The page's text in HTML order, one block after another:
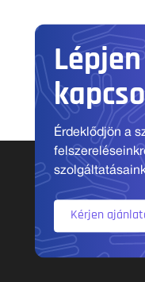
Érdeklődjön a
Kérjen